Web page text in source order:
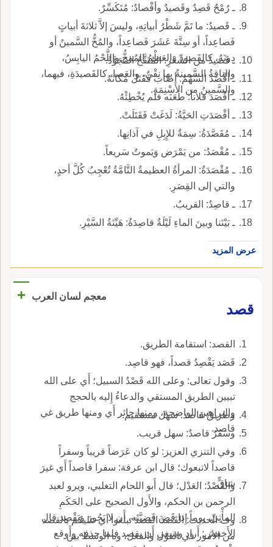
ـ رُمْحٌ قَصِدٌ وقَصيدٌ وأقْصادٌ: مُتَكَسِّرٌ.
ـ قَصيدُ: ما تَمَّ شَطْرُ أبياتِهِ، وليسَ إلاَّ ثلاثةَ أبياتٍ
فَصاعِداً، أو سِتَّةَ عَشَرَ فَصاعِداً، والمُخُّ السَّمينُ أو
دونَهُ، كالقَصودِ والعَظْمُ المُمِخُّ واللَّحْمُ اليابِسُ،
والناقةُ السَّمينةُ بها نِقْيٌ، والعَصا، كالقَصيدَةِ، فيهما،
والسَّمينُ من الأَسْنِمَةِ.
ـ قَصيدُ من الشِّعْرِ: المُنَقَّحُ المُجَوَّدُ.
ـ أقْصَدَ السَّهْمُ: أصابَ فَقَتَلَ مَكانَهُ.
ـ أقْصَدَ فلاناً: طَعَنَه فلم يُخْطِئْهُ.
ـ أقْصَدَتِ الحَيَّةُ: لَدَغَتْ فَقَتَلَتْ.
ـ مُقَصَّدَةُ: سِمَةٌ للإِبِلِ في آذانِها.
ـ مُقْصَدُ: من يَمْرَض وَيَموتُ سَريعاً.
ـ مُقْصَدَةُ: المرأةُ العظيمةُ التَّامَّةُ تُعْجِبُ كُلَّ أحدٍ،
والتي إلى القِصَرِ.
ـ قاصِدُ: القريبُ‏.
ـ بَيْنَنا وبينَ الماءِ لَيْلَةٌ قاصِدَةُ: هَيِّنَةُ السَّيْرِ.
عرض المزيد
معجم لسان العرب
+
قصد
القصد: استقامة الطريق.
قَصَد يَقْصِدُ قصداً، فهو قاصِد.
وقول تعالى: وعلى الله قَصْدُ السبيل؛ أَي على الله
تبيين الطريق المستقي والدعاءُ إِليه بالحجج
والبراهين الواضحة، ومنها جائر أَي ومنها طريق غي
قاصد.
وطريقٌ قاصد: سهل مستقيم.
وسَفَرٌ قاصدٌ: سهل قريب.
وفي التنزي العزيز: لو كان عَرَضاً قريباً وسفراً
قاصداً لاتبعوك؛ قال ابن عرفة: سفرا قاصداً أَي غيرَ
شاقٍّ.
والقَصْدُ: العَدْل؛ قال أَبو اللحام التغلبي، ويرو لعبد
الرحمن بن الحكم، والأَول الصحيح على الحَكَمِ
المأْتِيِّ، يوماً إِذا قَضَ قَضِيَّتَه، أَن لا يَجُورَ ويَقْصِد قال
الأَخفش: أَراد وينبغي أَن يقصد فلما حذفه وأَوقع
وف الحديث: القَصدَ القصدَ تبلغوا أي عليكم بالقصد
من الأمور في القول والفعل، وه الوسط بين